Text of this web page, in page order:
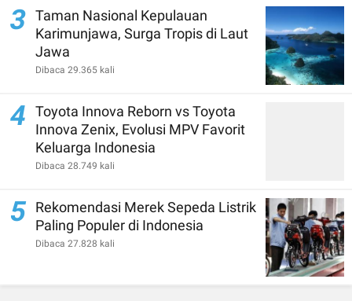
3 Taman Nasional Kepulauan
Karimunjawa, Surga Tropis di Laut
Jawa
Dibaca 29.365 kali
4
Toyota Innova Reborn vs Toyota
Innova Zenix, Evolusi MPV Favorit
Keluarga Indonesia
Dibaca 28.749 kali
5 Rekomendasi Merek Sepeda Listrik
Paling Populer di Indonesia
Dibaca 27.828 kali